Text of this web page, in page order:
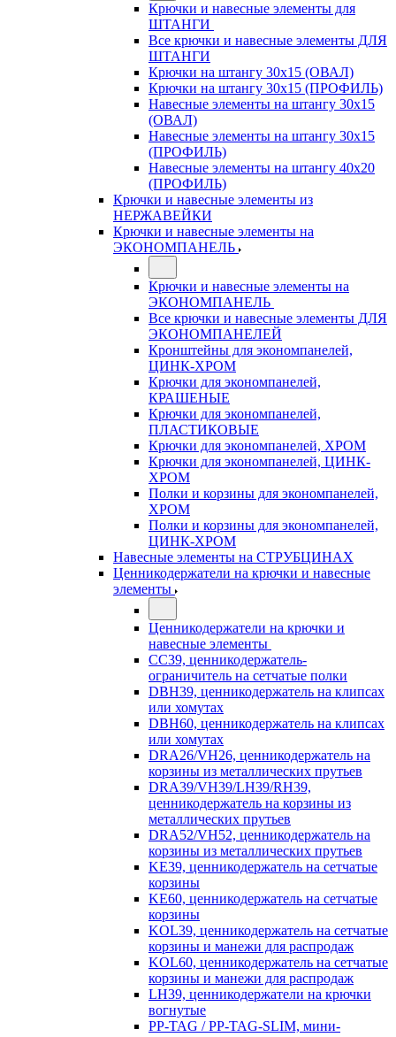
Крючки и навесные элементы для
ШТАНГИ
Все крючки и навесные элементы ДЛЯ
ШТАНГИ
Крючки на штангу 30х15 (ОВАЛ)
Крючки на штангу 30х15 (ПРОФИЛЬ)
Навесные элементы на штангу 30х15
(ОВАЛ)
Навесные элементы на штангу 30х15
(ПРОФИЛЬ)
Навесные элементы на штангу 40х20
(ПРОФИЛЬ)
Крючки и навесные элементы из
НЕРЖАВЕЙКИ
Крючки и навесные элементы на
ЭКОНОМПАНЕЛЬ
Крючки и навесные элементы на
ЭКОНОМПАНЕЛЬ
Все крючки и навесные элементы ДЛЯ
ЭКОНОМПАНЕЛЕЙ
Кронштейны для экономпанелей,
ЦИНК-ХРОМ
Крючки для экономпанелей,
КРАШЕНЫЕ
Крючки для экономпанелей,
ПЛАСТИКОВЫЕ
Крючки для экономпанелей, ХРОМ
Крючки для экономпанелей, ЦИНК-
ХРОМ
Полки и корзины для экономпанелей,
ХРОМ
Полки и корзины для экономпанелей,
ЦИНК-ХРОМ
Навесные элементы на СТРУБЦИНАХ
Ценникодержатели на крючки и навесные
элементы
Ценникодержатели на крючки и
навесные элементы
CC39, ценникодержатель-
ограничитель на сетчатые полки
DBH39, ценникодержатель на клипсах
или хомутах
DBH60, ценникодержатель на клипсах
или хомутах
DRA26/VH26, ценникодержатель на
корзины из металлических прутьев
DRA39/VH39/LH39/RH39,
ценникодержатель на корзины из
металлических прутьев
DRA52/VH52, ценникодержатель на
корзины из металлических прутьев
KE39, ценникодержатель на сетчатые
корзины
KE60, ценникодержатель на сетчатые
корзины
KOL39, ценникодержатель на сетчатые
корзины и манежи для распродаж
KOL60, ценникодержатель на сетчатые
корзины и манежи для распродаж
LH39, ценникодержатели на крючки
вогнутые
PP-TAG / PP-TAG-SLIM, мини-